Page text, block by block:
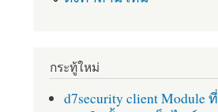
กระทู้ใหม่
d7security client Module ที่